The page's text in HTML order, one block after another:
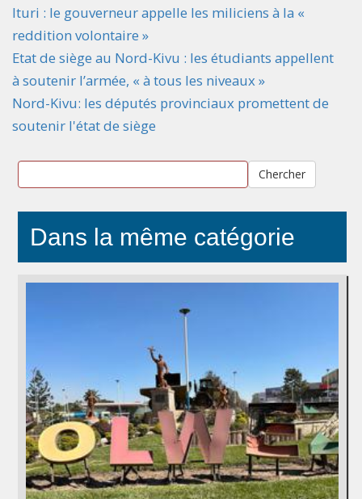
Ituri : le gouverneur appelle les miliciens à la «
reddition volontaire »
Etat de siège au Nord-Kivu : les étudiants appellent
à soutenir l’armée, « à tous les niveaux »
Nord-Kivu: les députés provinciaux promettent de
soutenir l'état de siège
Chercher
Dans la même catégorie